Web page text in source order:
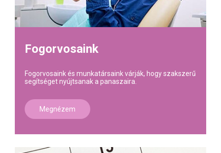
Fogorvosaink
Fogorvosaink és munkatársaink várják, hogy szakszerű
segítséget nyújtsanak a panaszaira.
Megnézem